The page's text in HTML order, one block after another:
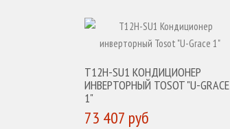
T12H-SU1 КОНДИЦИОНЕР
ИНВЕРТОРНЫЙ TOSOT "U-GRACE
1"
73 407 руб